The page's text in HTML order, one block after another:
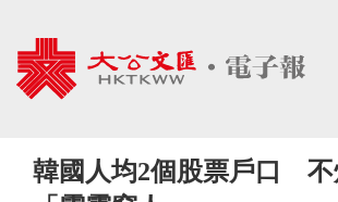
韓國人均2個股票戶口 不